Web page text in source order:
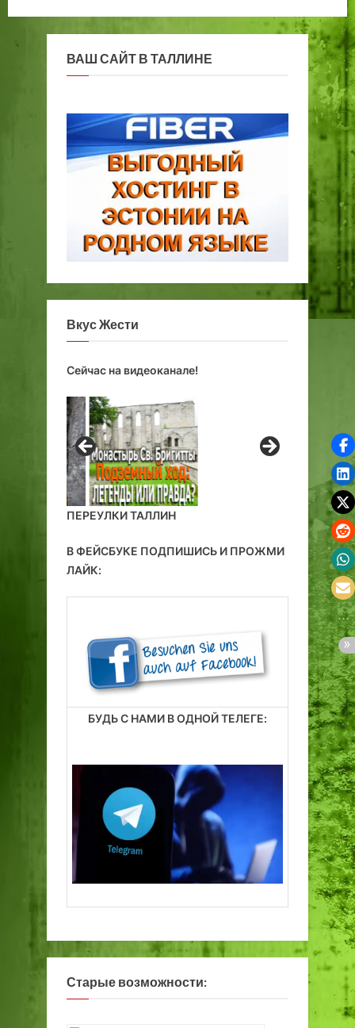
ВАШ САЙТ В ТАЛЛИНЕ
Вкус Жести
Сейчас на видеоканале!
ПЕРЕУЛКИ ТАЛЛИН
В ФЕЙСБУКЕ ПОДПИШИСЬ И ПРОЖМИ
ЛАЙК:
БУДЬ С НАМИ В ОДНОЙ ТЕЛЕГЕ:
Старые возможности: